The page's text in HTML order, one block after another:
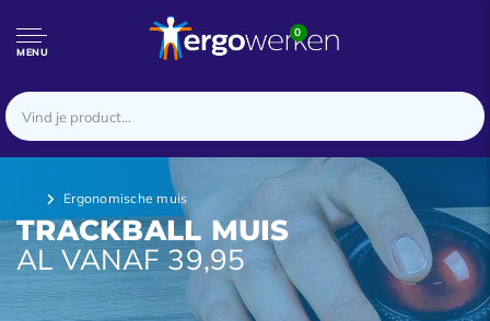
MENU
0
Ergonomische muis
TRACKBALL MUIS
AL VANAF 39,95